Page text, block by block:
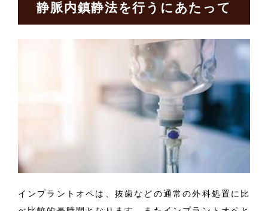
静脈内鎮静法を行うにあたって
インプラントオペは、抜歯などの通常の外科処置に比